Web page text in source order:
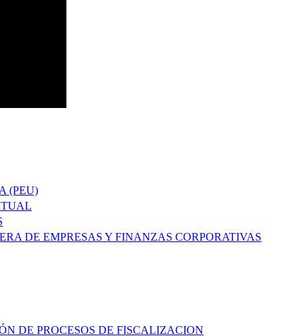
(PEU)
DE EMPRESAS Y FINANZAS CORPORATIVAS
DE PROCESOS DE FISCALIZACION